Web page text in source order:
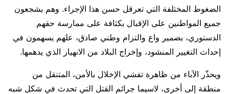
الضغوط المختلفة التي تعرقل حسن هذا الإجراء. وهم يشجعون
جميع المواطنين على الإقبال بكثافة على ممارسة حقهم
الدستوري، بضمير واع والتزام وطني صادق، علهم يسهمون في
إحداث التغيير المنشود، وإخراج البلاد من الانهيار الذي يدهمها.
ويحذّر الآباء من ظاهرة تفشي الإخلال بالأمن، المتنقل من
منطقة إلى أخرى، لاسيما جرائم القتل التي تحدث في شكل شبه